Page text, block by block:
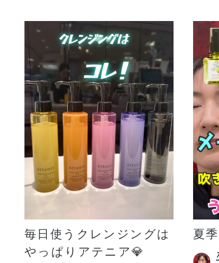
毎日使うクレンジングは
やっぱりアテニア💎
夏